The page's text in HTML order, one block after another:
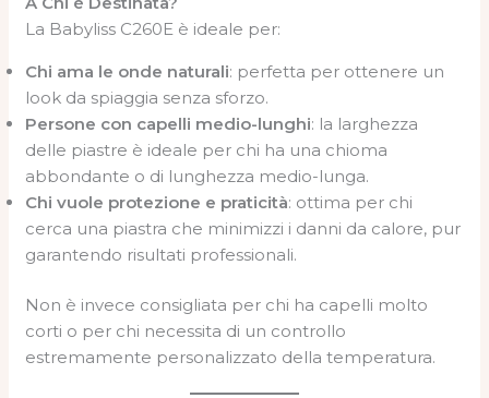
La Babyliss C260E è ideale per:
Chi ama le onde naturali: perfetta per ottenere un
look da spiaggia senza sforzo.
Persone con capelli medio-lunghi: la larghezza
delle piastre è ideale per chi ha una chioma
abbondante o di lunghezza medio-lunga.
Chi vuole protezione e praticità: ottima per chi
cerca una piastra che minimizzi i danni da calore, pur
garantendo risultati professionali.
Non è invece consigliata per chi ha capelli molto
corti o per chi necessita di un controllo
estremamente personalizzato della temperatura.